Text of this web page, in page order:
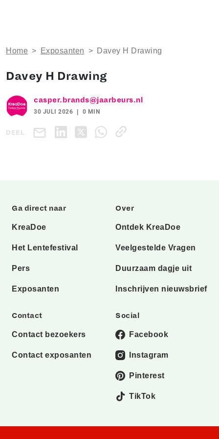
Home > Exposanten > Davey H Drawing
Davey H Drawing
casper.brands@jaarbeurs.nl
30 JULI 2026 0 MIN
DEEL
Ga direct naar
KreaDoe
Het Lentefestival
Pers
Exposanten
Over
Ontdek KreaDoe
Veelgestelde Vragen
Duurzaam dagje uit
Inschrijven nieuwsbrief
Contact
Contact bezoekers
Contact exposanten
Social
Facebook
Instagram
Pinterest
TikTok